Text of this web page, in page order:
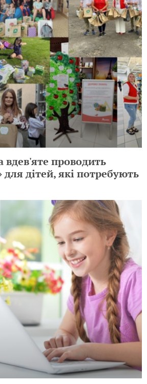
вдев'яте проводить
для дітей, які потребують